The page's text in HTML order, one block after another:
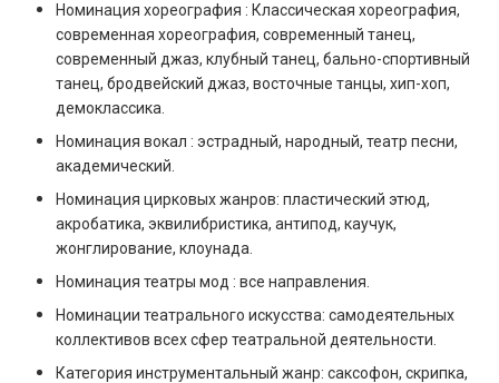
Номинация хореография : Классическая хореография,
современная хореография, современный танец,
современный джаз, клубный танец, бально-спортивный
танец, бродвейский джаз, восточные танцы, хип-хоп,
демоклассика.
Нoминация вокал : эстрадный, народный, театр песни,
академический.
Номинация цирковых жанров: пластический этюд,
акробатика, эквилибристика, антипод, каучук,
жонглирование, клоунада.
Номинация театры мод : все направления.
Номинации театрального искусства: самодеятельных
коллективов всех сфер театральной деятельности.
Категория инструментальный жанр: саксофон, скрипка,